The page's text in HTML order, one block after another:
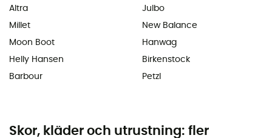
Altra
Millet
Moon Boot
Helly Hansen
Barbour
Julbo
New Balance
Hanwag
Birkenstock
Petzl
Skor, kläder och utrustning: fler